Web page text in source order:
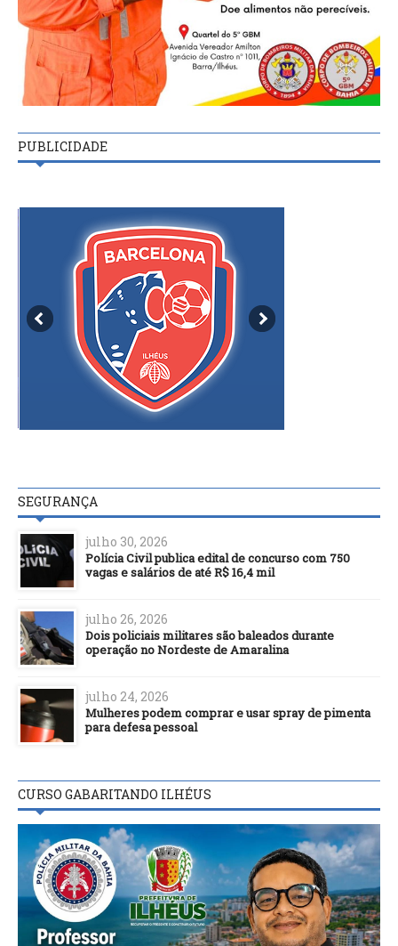
PUBLICIDADE
SEGURANÇA
julho 30, 2026
Polícia Civil publica edital de concurso com 750
vagas e salários de até R$ 16,4 mil
julho 26, 2026
Dois policiais militares são baleados durante
operação no Nordeste de Amaralina
julho 24, 2026
Mulheres podem comprar e usar spray de pimenta
para defesa pessoal
CURSO GABARITANDO ILHÉUS